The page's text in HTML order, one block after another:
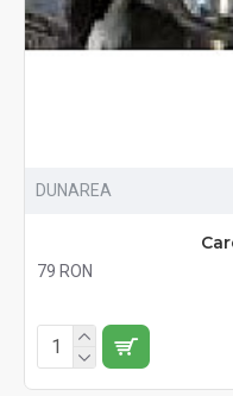
DUNAREA
79 RON